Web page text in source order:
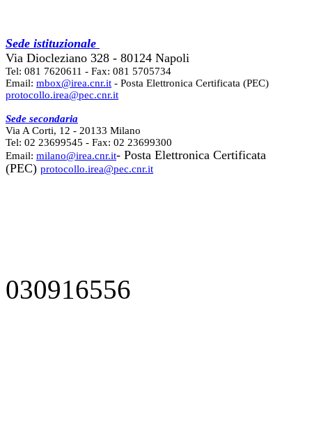
Sede istituzionale
Via Diocleziano 328 - 80124 Napoli
Tel: 081 7620611 - Fax: 081 5705734
Email: mbox@irea.cnr.it - Posta Elettronica Certificata (PEC)
protocollo.irea@pec.cnr.it
Sede secondaria
Via A Corti, 12 - 20133 Milano
Tel: 02 23699545 - Fax: 02 23699300
Email: milano@irea.cnr.it- Posta Elettronica Certificata
(PEC) protocollo.irea@pec.cnr.it
030916556